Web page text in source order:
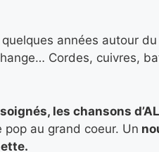
années autour du
Cordes, cuivres,
les chansons
au grand coeur. Un